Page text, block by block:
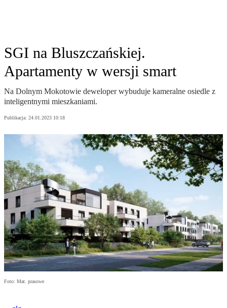
SGI na Bluszczańskiej.
Apartamenty w wersji smart
Na Dolnym Mokotowie deweloper wybuduje kameralne osiedle z
inteligentnymi mieszkaniami.
Publikacja: 24.01.2023 10:18
Foto: Mat. prasowe